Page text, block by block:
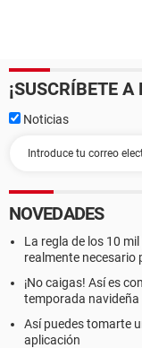
¡SUSCRÍBETE
Noticias
NOVEDADES
La regla de los 10
realmente necesario
¡No caigas! Así es
temporada navideña
Así puedes tomarte
aplicación